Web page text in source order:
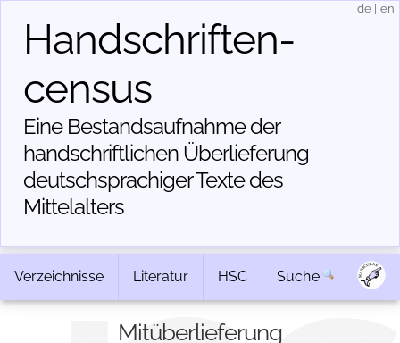
Handschriften­
census
Eine Bestandsaufnahme der
handschriftlichen Über­lieferung
deutschsprachiger Texte des
Mittelalters
de en
Verzeichnisse Literatur HSC Suche
Mitüberlieferung